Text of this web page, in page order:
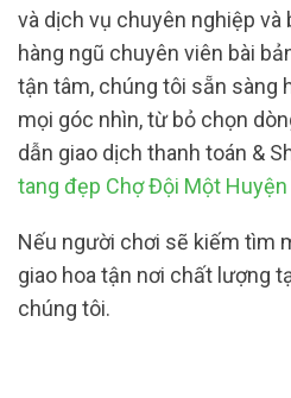
và dịch vụ chuyên nghiệp và
hàng ngũ chuyên viên bài
tận tâm, chúng tôi sẵn sàng
mọi góc nhìn, từ bỏ chọn
dẫn giao dịch thanh toán &
tang đẹp Chợ Đội Một Huyện
Nếu người chơi sẽ kiếm tìm
giao hoa tận nơi chất lượng
chúng tôi.